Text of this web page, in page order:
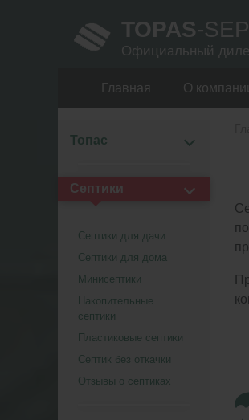
TOPAS-
Официальный
Главная О
Топас
Септики
Септики для дачи
Септики для дома
Минисептики
Накопительные
септики
Пластиковые септики
Септик без откачки
Отзывы о септиках